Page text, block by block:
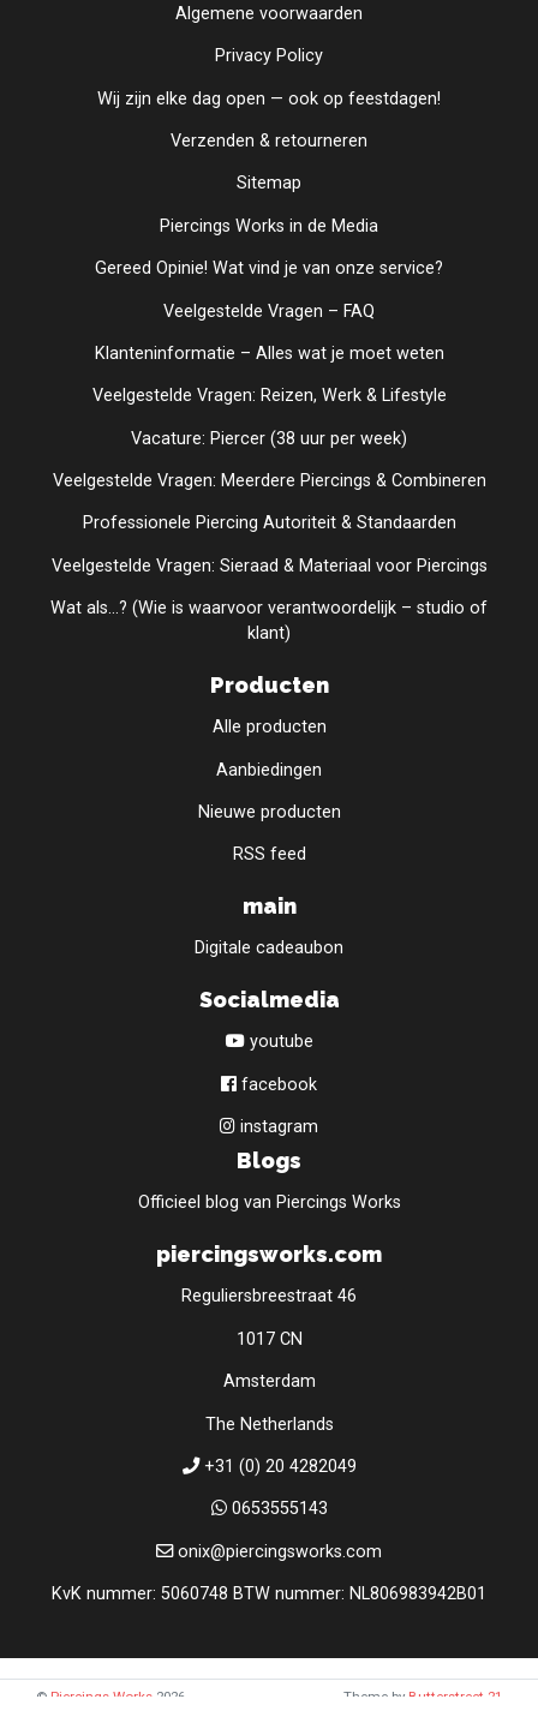
Algemene voorwaarden
Privacy Policy
Wij zijn elke dag open — ook op feestdagen!
Verzenden & retourneren
Sitemap
Piercings Works in de Media
Gereed Opinie! Wat vind je van onze service?
Veelgestelde Vragen – FAQ
Klanteninformatie – Alles wat je moet weten
Veelgestelde Vragen: Reizen, Werk & Lifestyle
Vacature: Piercer (38 uur per week)
Veelgestelde Vragen: Meerdere Piercings & Combineren
Professionele Piercing Autoriteit & Standaarden
Veelgestelde Vragen: Sieraad & Materiaal voor Piercings
Wat als...? (Wie is waarvoor verantwoordelijk – studio of
klant)
Producten
Alle producten
Aanbiedingen
Nieuwe producten
RSS feed
main
Digitale cadeaubon
Socialmedia
youtube
facebook
instagram
Blogs
Officieel blog van Piercings Works
piercingsworks.com
Reguliersbreestraat 46
1017 CN
Amsterdam
The Netherlands
+31 (0) 20 4282049
0653555143
onix@piercingsworks.com
KvK nummer: 5060748 BTW nummer: NL806983942B01
© Piercings Works 2026 Theme by Butterstreet 21